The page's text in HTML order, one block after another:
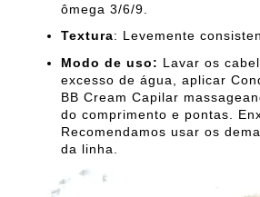
ômega 3/6/9.
Textura: Levemente
Modo de uso: Lavar os
excesso de água, aplicar
BB Cream Capilar
do comprimento e pontas.
Recomendamos usar os
da linha.